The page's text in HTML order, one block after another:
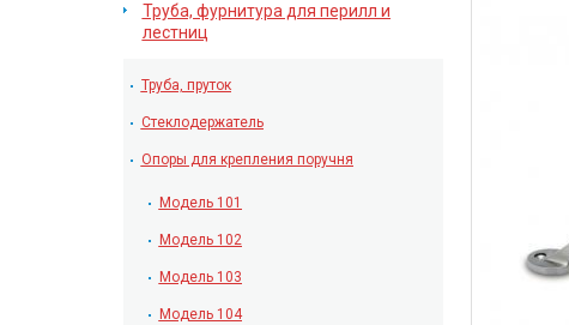
Труба, фурнитура для перилл и
лестниц
Труба, пруток
Стеклодержатель
Опоры для крепления поручня
Модель 101
Модель 102
Модель 103
Модель 104